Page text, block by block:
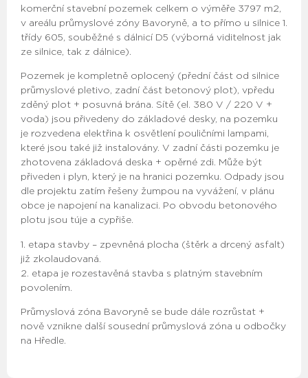
komerční stavební pozemek celkem o výměře 3797 m2,
v areálu průmyslové zóny Bavoryně, a to přímo u silnice 1.
třídy 605, souběžné s dálnicí D5 (výborná viditelnost jak
ze silnice, tak z dálnice).
Pozemek je kompletně oplocený (přední část od silnice
průmyslové pletivo, zadní část betonový plot), vpředu
zděný plot + posuvná brána. Sítě (el. 380 V / 220 V +
voda) jsou přivedeny do základové desky, na pozemku
je rozvedena elektřina k osvětlení pouličními lampami,
které jsou také již instalovány. V zadní části pozemku je
zhotovena základová deska + opěrné zdi. Může být
přiveden i plyn, který je na hranici pozemku. Odpady jsou
dle projektu zatím řešeny žumpou na vyvážení, v plánu
obce je napojení na kanalizaci. Po obvodu betonového
plotu jsou túje a cypřiše.
1. etapa stavby – zpevněná plocha (štěrk a drcený asfalt)
již zkolaudovaná.
2. etapa je rozestavěná stavba s platným stavebním
povolením.
Průmyslová zóna Bavoryně se bude dále rozrůstat +
nově vznikne další sousední průmyslová zóna u odbočky
na Hředle.